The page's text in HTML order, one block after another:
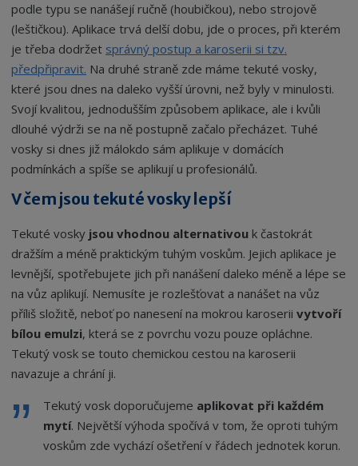
podle typu se nanášejí ručně (houbičkou), nebo strojově
(leštičkou). Aplikace trvá delší dobu, jde o proces, při kterém
je třeba dodržet správný postup a karoserii si tzv.
předpřipravit. Na druhé straně zde máme tekuté vosky,
které jsou dnes na daleko vyšší úrovni, než byly v minulosti.
Svojí kvalitou, jednodušším způsobem aplikace, ale i kvůli
dlouhé výdrži se na ně postupně začalo přecházet. Tuhé
vosky si dnes již málokdo sám aplikuje v domácích
podmínkách a spíše se aplikují u profesionálů.
V čem jsou tekuté vosky lepší
Tekuté vosky jsou vhodnou alternativou k častokrát
dražším a méně praktickým tuhým voskům. Jejich aplikace je
levnější, spotřebujete jich při nanášení daleko méně a lépe se
na vůz aplikují. Nemusíte je rozlešťovat a nanášet na vůz
příliš složitě, neboť po nanesení na mokrou karoseriivytvoří
bílou emulzi, která se z povrchu vozu pouze opláchne.
Tekutý vosk se touto chemickou cestou na karoserii
navazuje a chrání ji.
Tekutý vosk doporučujeme aplikovat při každém
mytí. Největší výhoda spočívá v tom, že oproti tuhým
voskům zde vychází ošetření v řádech jednotek korun.